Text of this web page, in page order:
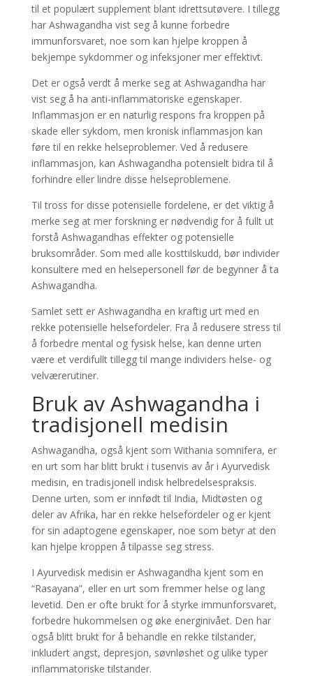
til et populært supplement blant idrettsutøvere. I tillegg
har Ashwagandha vist seg å kunne forbedre
immunforsvaret, noe som kan hjelpe kroppen å
bekjempe sykdommer og infeksjoner mer effektivt.
Det er også verdt å merke seg at Ashwagandha har
vist seg å ha anti-inflammatoriske egenskaper.
Inflammasjon er en naturlig respons fra kroppen på
skade eller sykdom, men kronisk inflammasjon kan
føre til en rekke helseproblemer. Ved å redusere
inflammasjon, kan Ashwagandha potensielt bidra til å
forhindre eller lindre disse helseproblemene.
Til tross for disse potensielle fordelene, er det viktig å
merke seg at mer forskning er nødvendig for å fullt ut
forstå Ashwagandhas effekter og potensielle
bruksområder. Som med alle kosttilskudd, bør individer
konsultere med en helsepersonell før de begynner å ta
Ashwagandha.
Samlet sett er Ashwagandha en kraftig urt med en
rekke potensielle helsefordeler. Fra å redusere stress til
å forbedre mental og fysisk helse, kan denne urten
være et verdifullt tillegg til mange individers helse- og
velværerutiner.
Bruk av Ashwagandha i
tradisjonell medisin
Ashwagandha, også kjent som Withania somnifera, er
en urt som har blitt brukt i tusenvis av år i Ayurvedisk
medisin, en tradisjonell indisk helbredelsespraksis.
Denne urten, som er innfødt til India, Midtøsten og
deler av Afrika, har en rekke helsefordeler og er kjent
for sin adaptogene egenskaper, noe som betyr at den
kan hjelpe kroppen å tilpasse seg stress.
I Ayurvedisk medisin er Ashwagandha kjent som en
“Rasayana”, eller en urt som fremmer helse og lang
levetid. Den er ofte brukt for å styrke immunforsvaret,
forbedre hukommelsen og øke energinivået. Den har
også blitt brukt for å behandle en rekke tilstander,
inkludert angst, depresjon, søvnløshet og ulike typer
inflammatoriske tilstander.